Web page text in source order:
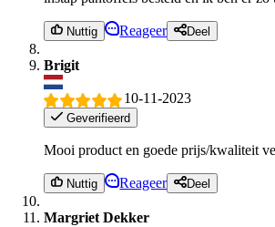
Nuttig Reageer Deel
Brigit
10-11-2023
Geverifieerd
Mooi product en goede prijs/kwaliteit
Nuttig Reageer Deel
Margriet Dekker